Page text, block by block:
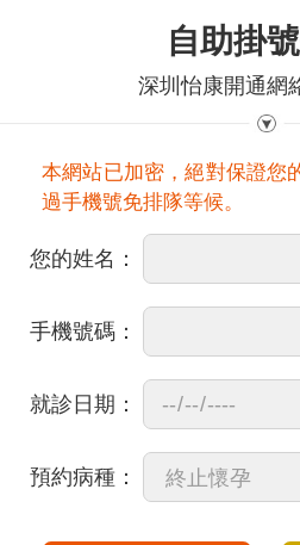
自助掛
深圳怡康開通網
本網站已加密，絕對保證您
過手機號免排隊等候。
您的姓名：
手機號碼：
就診日期：
預約病種：